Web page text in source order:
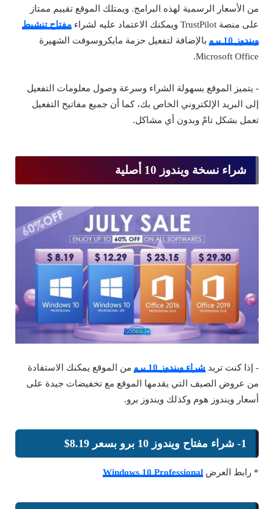
من الأسعار الرسمية لهذه البرامج. ويمتلك الموقع تقييم ممتاز
على منصة TrustPilot ويمكنك الاعتماد عليه لشراء
مفتاح تنشيط
ويندوز 10 برو
بالإضافة لتفعيل حزمة مايكروسوفت الشهيرة
Microsoft Office.
- يتميز الموقع بسهولة الشراء وسرعة وصول معلومات التفعيل
إلى البريد الإلكتروني الخاص بك، كما أن جميع مفاتيح التفعيل
تعمل بشكل تامّ وبدون أي مشاكل.
شراء نسخة ويندوز 10 أصلية
- إذا كنت تريد شراء ويندوز 10 برو
من الموقع يمكنك الاستفادة
من عروض الصيف التي يقدمها الموقع مع تخفيضات جيدة على
أسعار ويندوز هوم وكذلك ويندوز برو.
1- شراء مفتاح ويندوز 10 برو بسعر 8.19$
* رابط العرض Windows 10 Professional